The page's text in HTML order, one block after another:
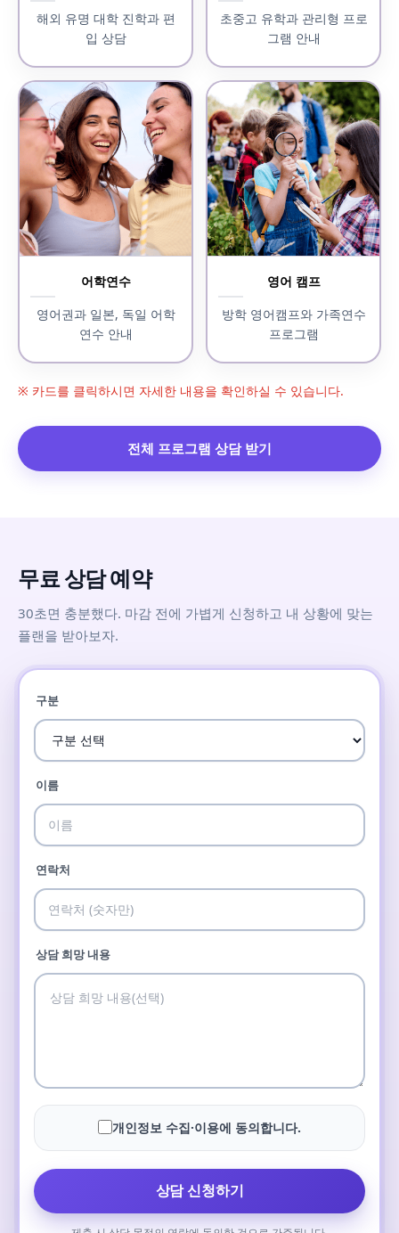
해외 유명 대학 진학과 편
입 상담
초중고 유학과 관리형 프로
그램 안내
어학연수
영어권과 일본, 독일 어학
연수 안내
영어 캠프
방학 영어캠프와 가족연수
프로그램
※ 카드를 클릭하시면 자세한 내용을 확인하실 수 있습니다.
전체 프로그램 상담 받기
무료 상담 예약
30초면 충분했다. 마감 전에 가볍게 신청하고 내 상황에 맞는
플랜을 받아보자.
구분
이름
연락처
상담 희망 내용
개인정보 수집·이용에 동의합니다.
상담 신청하기